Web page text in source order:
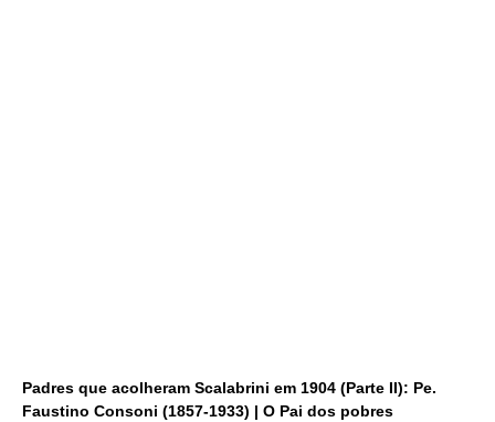
Padres que acolheram Scalabrini em 1904 (Parte II): Pe.
Faustino Consoni (1857-1933) | O Pai dos pobres